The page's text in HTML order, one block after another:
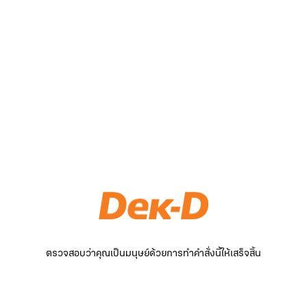
ตรวจสอบว่าคุณเป็นมนุษย์ด้วยการทำคำสั่งนี้ให้เสร็จสิ้น